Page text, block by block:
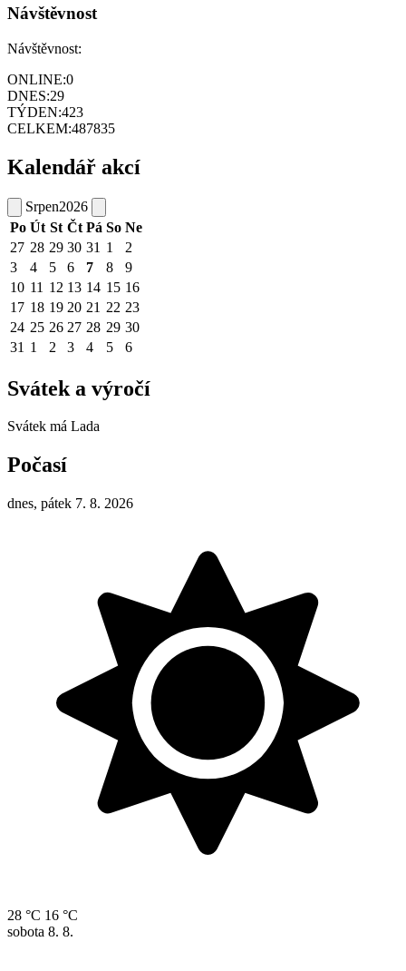
Návštěvnost
Návštěvnost:
ONLINE:0
DNES:29
TÝDEN:423
CELKEM:487835
Kalendář akcí
Srpen2026
Po Út St Čt Pá So Ne
27 28 29 30 31 1
2
3
4 5 6 7 8
9
10 11 12 13 14 15 16
17 18 19 20 21 22 23
24 25 26 27 28 29 30
31 1 2 3 4 5 6
Svátek a výročí
Svátek má Lada
Počasí
dnes, pátek 7. 8. 2026
28 °C 16 °C
sobota 8. 8.